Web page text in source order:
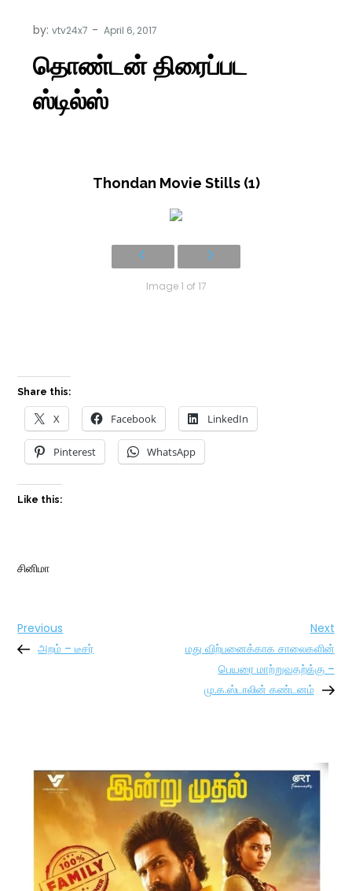
by:vtv24x7
தொண்டன் திரைப்பட
ஸ்டில்ஸ்
Thondan Movie Stills (1)
Image 1 of 17
Share this:
X Facebook LinkedIn
Pinterest WhatsApp
Like this:
சினிமா
Post
Previous
Post
Previous
அறம் – டீசர்
Next
மது விற்பனைக்காக சாலைகளின்
பெயரை மாற்றுவதற்க்கு –
மு.க.ஸ்டாலின் கண்டனம்